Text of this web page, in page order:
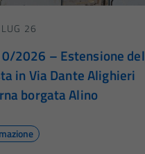
26
2026 – Estensione del
in Via Dante Alighieri
borgata Alino